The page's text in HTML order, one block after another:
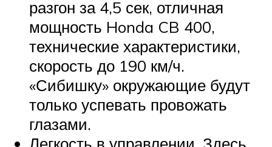
разгон за 4,5 сек, отличная
мощность Honda CB 400,
технические характеристики,
скорость до 190 км/ч.
«Сибишку» окружающие будут
только успевать провожать
глазами.